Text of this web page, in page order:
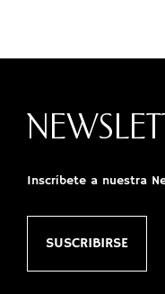
Inscríbete a nuestra
SUSCRIBIRSE